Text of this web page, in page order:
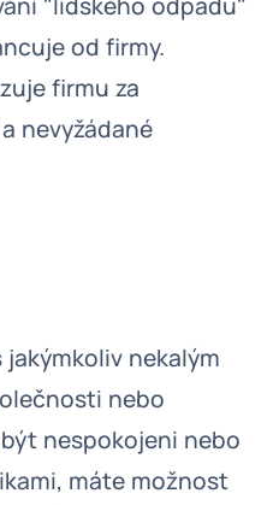
od firmy.
firmu za
nevyžádané
nekalým
nebo
nespokojeni nebo
máte možnost